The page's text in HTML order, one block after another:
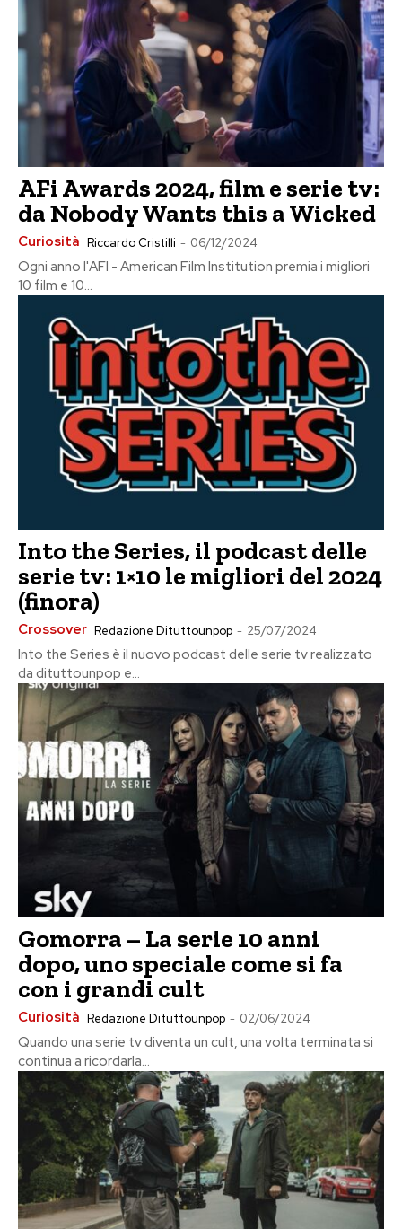
AFi Awards 2024, film e serie tv:
da Nobody Wants this a Wicked
Curiosità Riccardo Cristilli - 06/12/2024
Ogni anno l'AFI - American Film Institution premia i migliori
10 film e 10...
Into the Series, il podcast delle
serie tv: 1×10 le migliori del 2024
(finora)
Crossover Redazione Dituttounpop - 25/07/2024
Into the Series è il nuovo podcast delle serie tv realizzato
da dituttounpop e...
Gomorra – La serie 10 anni
dopo, uno speciale come si fa
con i grandi cult
Curiosità Redazione Dituttounpop - 02/06/2024
Quando una serie tv diventa un cult, una volta terminata si
continua a ricordarla...